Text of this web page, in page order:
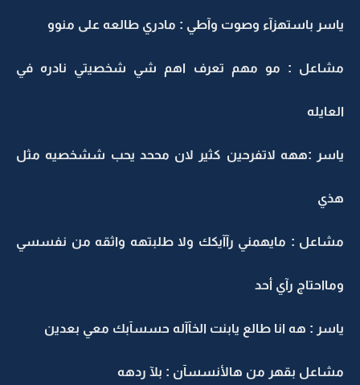
ياسر باستهزآء وصوت وآطي : مادري طالعه على منوو
مشاعل : مو مهم تعرف اهم شي شخصيتي نادره في
العايله
ياسر :ههه لاتفرحين كثير لان مححد يحب ششخصيه مثل
هذي
مشاعل : مايهمني رآآيكك ولا طلبتهه واثقه من نفسسي
ومااحتاج رآي أحد
ياسر : هه انا طالع يابنت الخآآله حسسآبك معي بعدين
مشاعل بقهر من هالأنسسآن : بلآ ردهه